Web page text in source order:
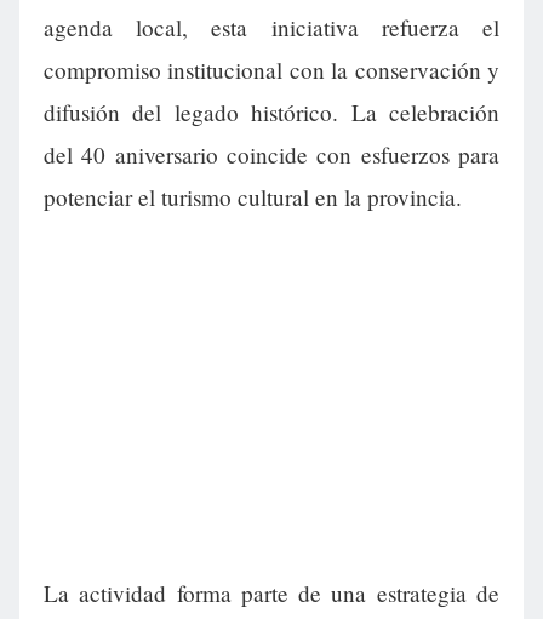
agenda local, esta iniciativa refuerza el
compromiso institucional con la conservación y
difusión del legado histórico. La celebración
del 40 aniversario coincide con esfuerzos para
potenciar el turismo cultural en la provincia.
La actividad forma parte de una estrategia de